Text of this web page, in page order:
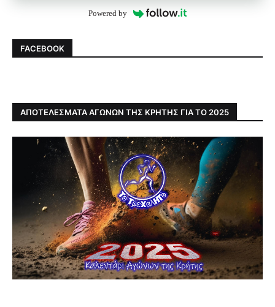
Powered by
FACEBOOK
ΑΠΟΤΕΛΕΣΜΑΤΑ ΑΓΩΝΩΝ ΤΗΣ ΚΡΗΤΗΣ ΓΙΑ ΤΟ 2025